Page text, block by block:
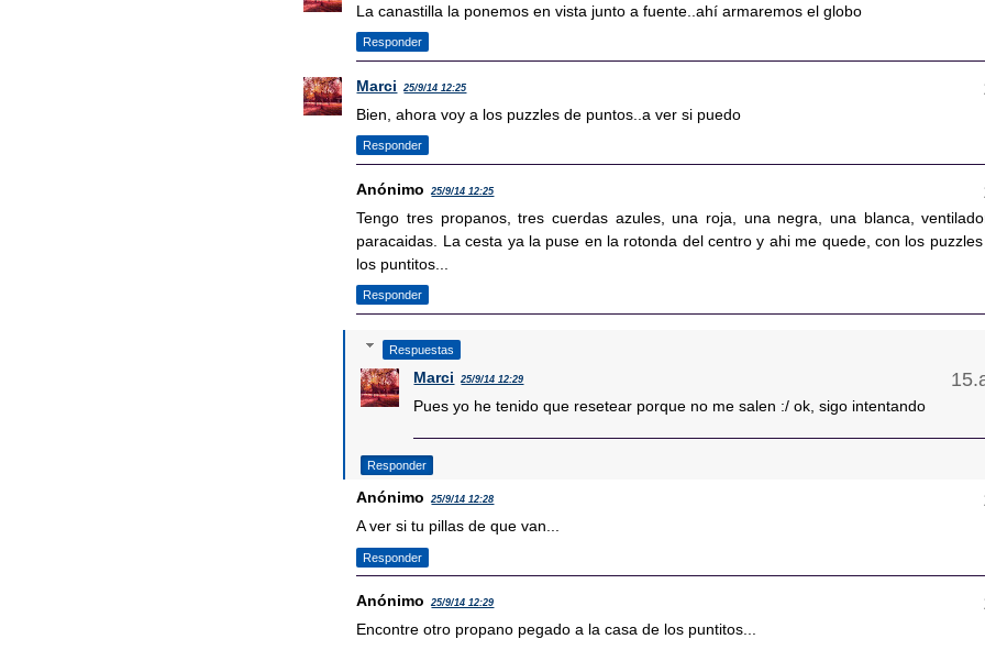
La canastilla la ponemos en vista junto a fuente..ahí armaremos el globo
Responder
Marci 25/9/14 12:25
Bien, ahora voy a los puzzles de puntos..a ver si puedo
Responder
Anónimo 25/9/14 12:25
Tengo tres propanos, tres cuerdas azules, una roja, una negra, una blanca,
paracaidas. La cesta ya la puse en la rotonda del centro y ahi me quede, con los
los puntitos...
Responder
Respuestas
Marci 25/9/14 12:29
Pues yo he tenido que resetear porque no me salen :/ ok, sigo intentando
Responder
Anónimo 25/9/14 12:28
A ver si tu pillas de que van...
Responder
Anónimo 25/9/14 12:29
Encontre otro propano pegado a la casa de los puntitos...